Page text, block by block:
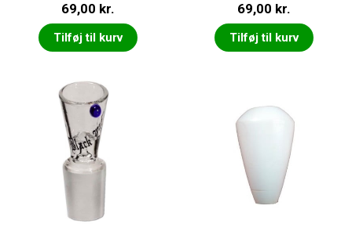
69,00 kr.
Tilføj til kurv
69,00 kr.
Tilføj til kurv